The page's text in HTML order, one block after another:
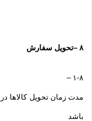
۸ –تحویل سفارش
۱-۸ –
باشد